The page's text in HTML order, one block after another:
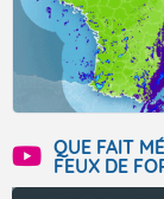
QUE FAIT
FEUX DE